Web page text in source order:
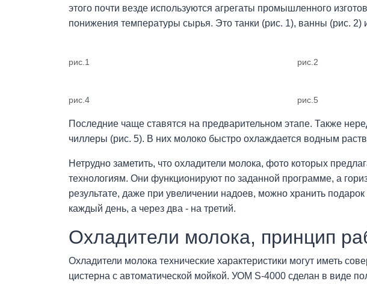
этого почти везде используются агрегаты промышленного
понижения температуры сырья. Это танки (рис. 1), ванны (рис. 2)
рис.1 рис.2
рис.4 рис.5
Последние чаще ставятся на предварительном этапе. Также
чиллеры (рис. 5). В них молоко быстро охлаждается водным
Нетрудно заметить, что охладители молока, фото которых
технологиям. Они функционируют по заданной программе, а
результате, даже при увеличении надоев, можно хранить
каждый день, а через два - на третий.
Охладители молока, принцип
Охладители молока технические характеристики могут иметь
цистерна с автоматической мойкой. УОМ S-4000 сделан в виде